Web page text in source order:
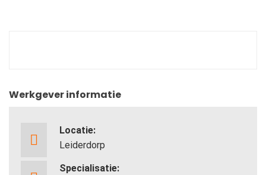
Werkgever informatie
Locatie:
Leiderdorp
Specialisatie: